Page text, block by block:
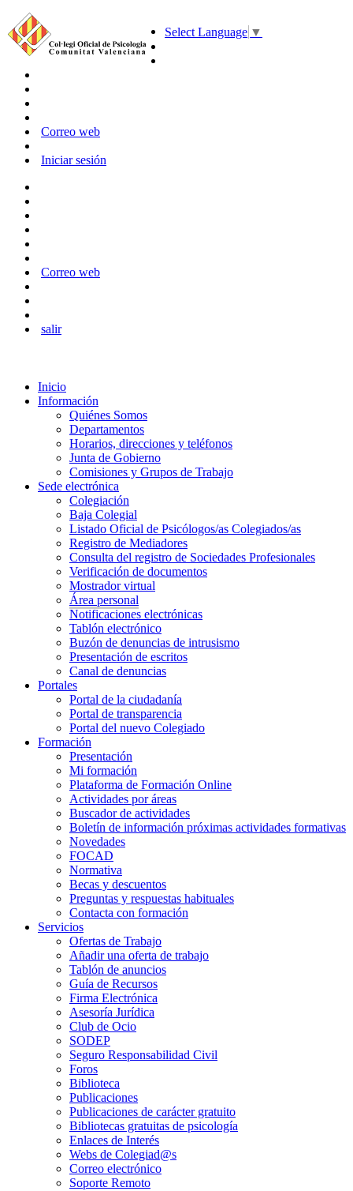
Select Language ▼
Correo web
Iniciar sesión
Correo web
salir
Inicio
Información
Quiénes Somos
Departamentos
Horarios, direcciones y teléfonos
Junta de Gobierno
Comisiones y Grupos de Trabajo
Sede electrónica
Colegiación
Baja Colegial
Listado Oficial de Psicólogos/as Colegiados/as
Registro de Mediadores
Consulta del registro de Sociedades Profesionales
Verificación de documentos
Mostrador virtual
Área personal
Notificaciones electrónicas
Tablón electrónico
Buzón de denuncias de intrusismo
Presentación de escritos
Canal de denuncias
Portales
Portal de la ciudadanía
Portal de transparencia
Portal del nuevo Colegiado
Formación
Presentación
Mi formación
Plataforma de Formación Online
Actividades por áreas
Buscador de actividades
Boletín de información próximas actividades formativas
Novedades
FOCAD
Normativa
Becas y descuentos
Preguntas y respuestas habituales
Contacta con formación
Servicios
Ofertas de Trabajo
Añadir una oferta de trabajo
Tablón de anuncios
Guía de Recursos
Firma Electrónica
Asesoría Jurídica
Club de Ocio
SODEP
Seguro Responsabilidad Civil
Foros
Biblioteca
Publicaciones
Publicaciones de carácter gratuito
Bibliotecas gratuitas de psicología
Enlaces de Interés
Webs de Colegiad@s
Correo electrónico
Soporte Remoto